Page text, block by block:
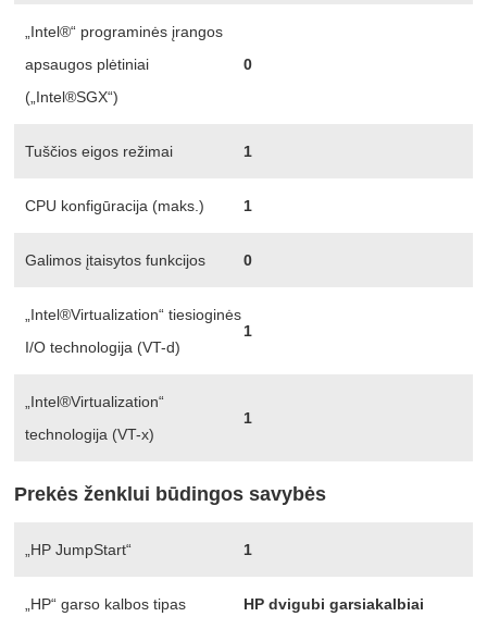
„Intel®“ programinės įrangos
apsaugos plėtiniai
(„Intel®SGX“)
0
Tuščios eigos režimai 1
CPU konfigūracija (maks.) 1
Galimos įtaisytos funkcijos 0
„Intel®Virtualization“ tiesioginės
I/O technologija (VT-d)
1
„Intel®Virtualization“
technologija (VT-x)
1
Prekės ženklui būdingos savybės
„HP JumpStart“ 1
„HP“ garso kalbos tipas HP dvigubi garsiakalbiai